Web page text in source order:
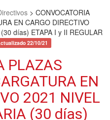
> CONVOCATORIA
EN CARGO DIRECTIVO
días) ETAPA I y II REGULAR
22/10/21
PLAZAS
EN
2021 NIVEL
(30 días)